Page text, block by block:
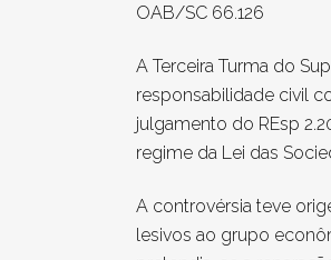
OAB/SC 66.126
A Terceira Turma do
responsabilidade civil
julgamento do REsp
regime da Lei das
A controvérsia teve
lesivos ao grupo